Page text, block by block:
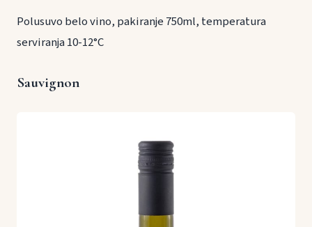
Polusuvo belo vino, pakiranje 750ml, temperatura
serviranja 10-12°C
Sauvignon